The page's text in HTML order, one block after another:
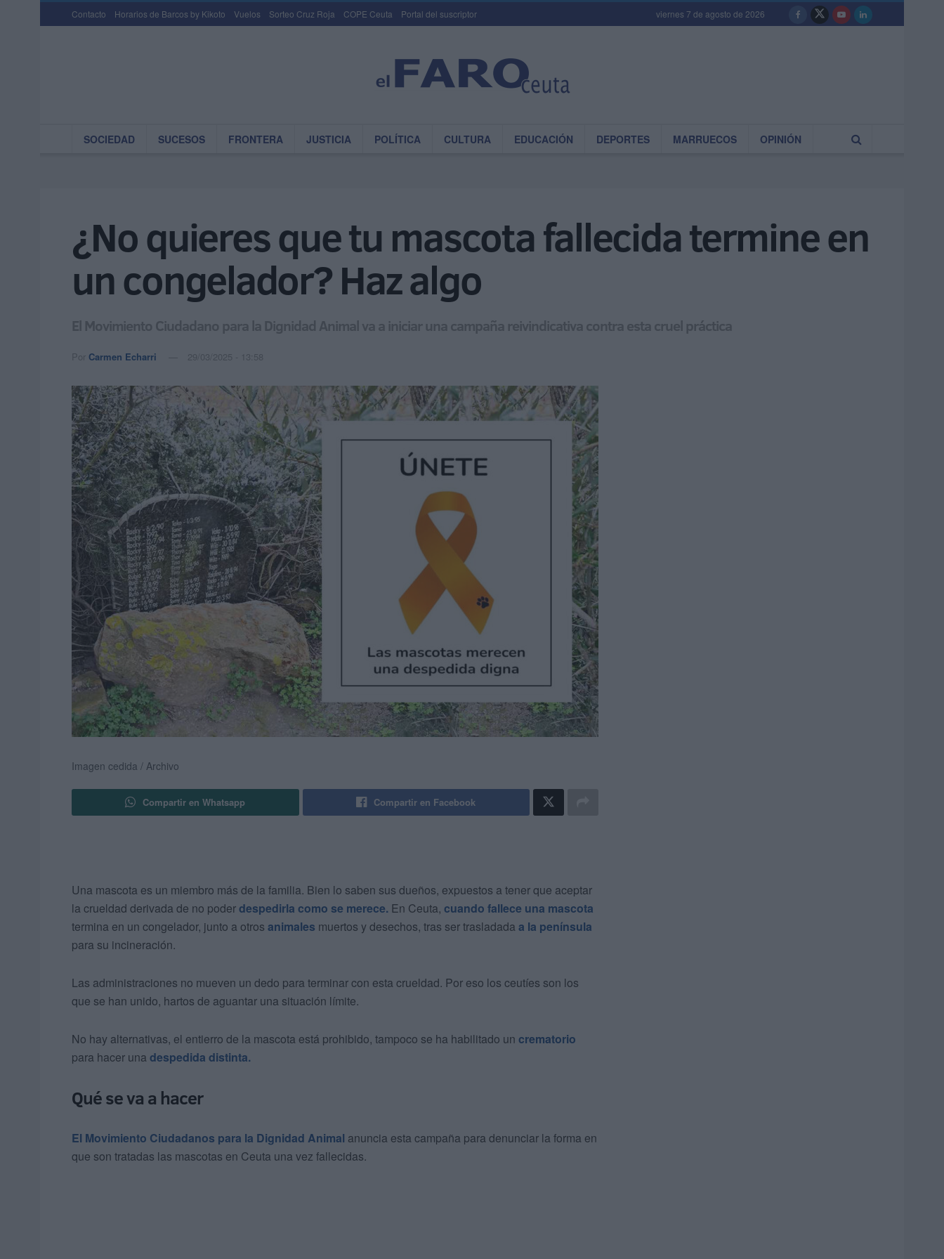
Contacto Horarios de Barcos by Kikoto Vuelos Sorteo Cruz Roja COPE Ceuta Portal del suscriptor viernes 7 de agosto de 2026
SOCIEDAD SUCESOS FRONTERA JUSTICIA POLÍTICA CULTURA EDUCACIÓN DEPORTES MARRUECOS OPINIÓN
¿No quieres que tu mascota fallecida termine en
un congelador? Haz algo
El Movimiento Ciudadano para la Dignidad Animal va a iniciar una campaña reivindicativa contra esta cruel práctica
Por Carmen Echarri 29/03/2025 - 13:58
Imagen cedida / Archivo
Compartir en Whatsapp Compartir en Facebook
Una mascota es un miembro más de la familia. Bien lo saben sus dueños, expuestos a tener que aceptar
la crueldad derivada de no poderdespedirla como se merece. En Ceuta, cuando fallece una mascota
termina en un congelador, junto a otros animales muertos y desechos, tras ser trasladada a la península
para su incineración.
Las administraciones no mueven un dedo para terminar con esta crueldad. Por eso los ceutíes son los
que se han unido, hartos de aguantar una situación límite.
No hay alternativas, el entierro de la mascota está prohibido, tampoco se ha habilitado un crematorio
para hacer una despedida distinta.
Qué se va a hacer
El Movimiento Ciudadanos para la Dignidad Animal anuncia esta campaña para denunciar la forma en
que son tratadas las mascotas en Ceuta una vez fallecidas.